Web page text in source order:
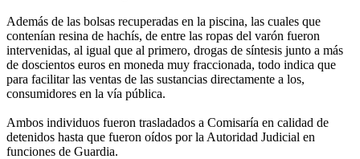
Además de las bolsas recuperadas en la piscina, las cuales que
contenían resina de hachís, de entre las ropas del varón fueron
intervenidas, al igual que al primero, drogas de síntesis junto a más
de doscientos euros en moneda muy fraccionada, todo indica que
para facilitar las ventas de las sustancias directamente a los,
consumidores en la vía pública.
Ambos individuos fueron trasladados a Comisaría en calidad de
detenidos hasta que fueron oídos por la Autoridad Judicial en
funciones de Guardia.